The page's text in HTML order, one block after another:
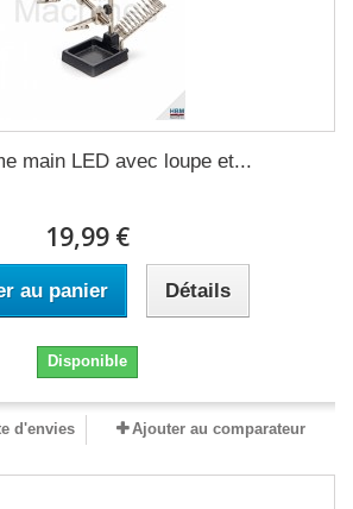
main LED avec loupe et...
19,99 €
au panier Détails
Disponible
d'envies Ajouter au comparateur